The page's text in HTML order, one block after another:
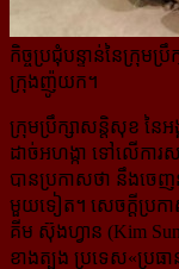
កិច្ចប្រជុំបន្ទាន់នៃក្រុម
ក្រុងញ៉ូយក។
ក្រុមប្រឹក្សាសន្តិសុខ នៃ
ដាច់អហង្កា ទៅលើការ
បានប្រកាសថា នឹងចេ
មួយ​ទៀត។ សេចក្ដីប្រក
គីម ស៊ុងហ្វាន (Kim
ខាងត្បូង ប្រទេស«ប្រធា